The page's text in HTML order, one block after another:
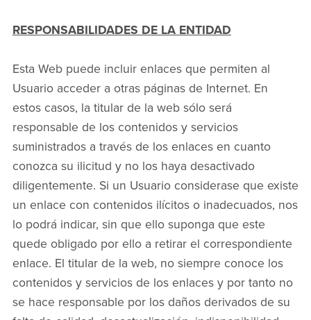
RESPONSABILIDADES DE LA ENTIDAD
Esta Web puede incluir enlaces que permiten al
Usuario acceder a otras páginas de Internet. En
estos casos, la titular de la web sólo será
responsable de los contenidos y servicios
suministrados a través de los enlaces en cuanto
conozca su ilicitud y no los haya desactivado
diligentemente. Si un Usuario considerase que existe
un enlace con contenidos ilícitos o inadecuados, nos
lo podrá indicar, sin que ello suponga que este
quede obligado por ello a retirar el correspondiente
enlace. El titular de la web, no siempre conoce los
contenidos y servicios de los enlaces y por tanto no
se hace responsable por los daños derivados de su